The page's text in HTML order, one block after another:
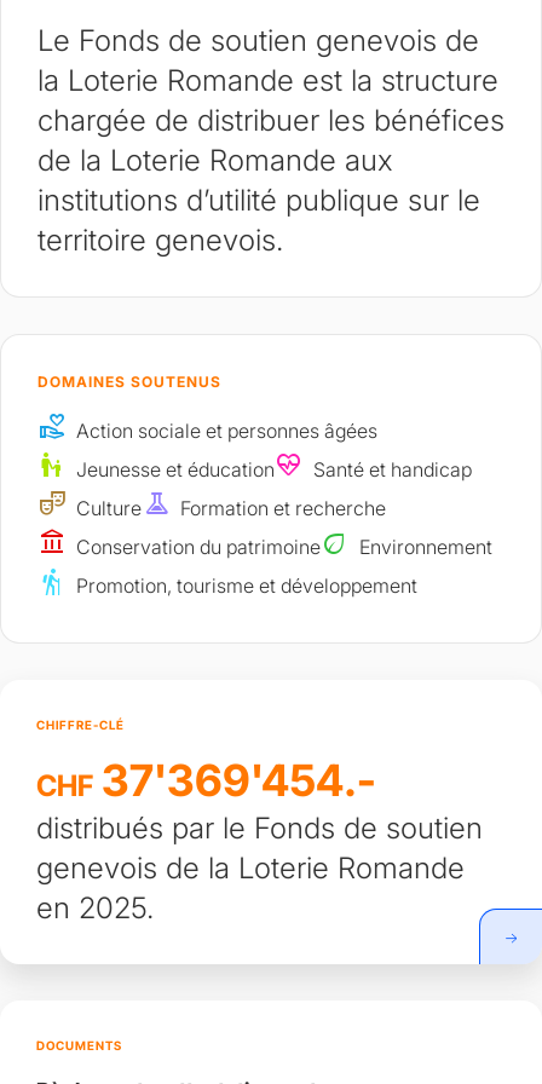
Le Fonds de soutien genevois de
la Loterie Romande est la structure
chargée de distribuer les bénéfices
de la Loterie Romande aux
institutions d’utilité publique sur le
territoire genevois.
DOMAINES SOUTENUS
volunteer_activism Action sociale et personnes âgées
escalator_warning Jeunesse et éducationecg_heart Santé et handicap
theater_comedy Culture experiment Formation et recherche
account_balance Conservation du patrimoineeco Environnement
hiking Promotion, tourisme et développement
CHIFFRE-CLÉ
CHF 37'369'454.-
distribués par le Fonds de soutien
genevois de la Loterie Romande
en 2025.
DOCUMENTS